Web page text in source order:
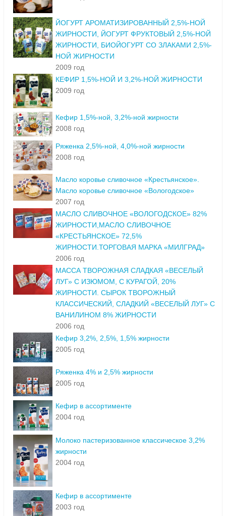
ЙОГУРТ АРОМАТИЗИРОВАННЫЙ 2,5%-НОЙ
ЖИРНОСТИ, ЙОГУРТ ФРУКТОВЫЙ 2,5%-НОЙ
ЖИРНОСТИ, БИОЙОГУРТ СО ЗЛАКАМИ 2,5%-
НОЙ ЖИРНОСТИ
2009 год
КЕФИР 1,5%-НОЙ И 3,2%-НОЙ ЖИРНОСТИ
2009 год
Кефир 1,5%-ной, 3,2%-ной жирности
2008 год
Ряженка 2,5%-ной, 4,0%-ной жирности
2008 год
Масло коровье сливочное «Крестьянское».
Масло коровье сливочное «Вологодское»
2007 год
МАСЛО СЛИВОЧНОЕ «ВОЛОГОДСКОЕ» 82%
ЖИРНОСТИ,МАСЛО СЛИВОЧНОЕ
«КРЕСТЬЯНСКОЕ» 72,5%
ЖИРНОСТИ.ТОРГОВАЯ МАРКА «МИЛГРАД»
2006 год
МАССА ТВОРОЖНАЯ СЛАДКАЯ «ВЕСЕЛЫЙ
ЛУГ» С ИЗЮМОМ, С КУРАГОЙ, 20%
ЖИРНОСТИ. СЫРОК ТВОРОЖНЫЙ
КЛАССИЧЕСКИЙ, СЛАДКИЙ «ВЕСЕЛЫЙ ЛУГ» С
ВАНИЛИНОМ 8% ЖИРНОСТИ
2006 год
Кефир 3,2%, 2,5%, 1,5% жирности
2005 год
Ряженка 4% и 2,5% жирности
2005 год
Кефир в ассортименте
2004 год
Молоко пастеризованное классическое 3,2%
жирности
2004 год
Кефир в ассортименте
2003 год